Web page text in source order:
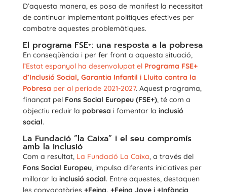
D’aquesta manera, es posa de manifest la necessitat
de continuar implementant polítiques efectives per
combatre aquestes problemàtiques.
El programa FSE+: una resposta a la pobresa
En conseqüència i per fer front a aquesta situació,
l’Estat espanyol ha desenvolupat el Programa FSE+
d’Inclusió Social, Garantia Infantil i Lluita contra la
Pobresa per al període 2021-2027. Aquest programa,
finançat pel Fons Social Europeu (FSE+), té com a
objectiu reduir la pobresa i fomentar la inclusió
social.
La Fundació ”la Caixa” i el seu compromís
amb la inclusió
Com a resultat, La Fundació La Caixa , a través del
Fons Social Europeu, impulsa diferents iniciatives per
millorar la inclusió social. Entre aquestes, destaquen
les convocatòries +Feina, +Feina Jove i +Infància